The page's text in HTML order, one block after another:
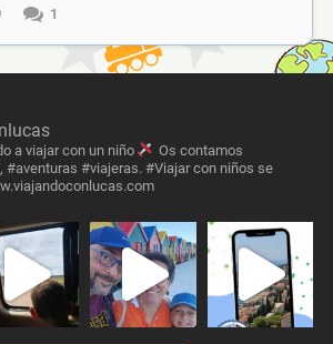
1
a viajar con un niño
Os contamos
#aventuras #viajeras. #Viajar con niños se